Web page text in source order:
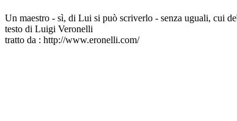
Un maestro - sì, di Lui si può scriverlo - senza uguali, cui
testo di Luigi Veronelli
tratto da : http://www.eronelli.com/